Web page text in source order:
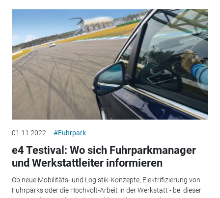
01.11.2022 #Fuhrpark
e4 Testival: Wo sich Fuhrparkmanager
und Werkstattleiter informieren
Ob neue Mobilitäts- und Logistik-Konzepte, Elektrifizierung von
Fuhrparks oder die Hochvolt-Arbeit in der Werkstatt - bei dieser